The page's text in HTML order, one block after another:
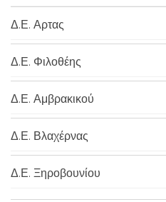
Δ.Ε. Αρτας
Δ.Ε. Φιλοθέης
Δ.Ε. Αμβρακικού
Δ.Ε. Βλαχέρνας
Δ.Ε. Ξηροβουνίου